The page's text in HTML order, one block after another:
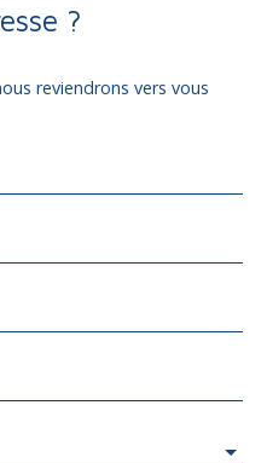
?
reviendrons vers vous